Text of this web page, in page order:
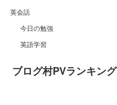
英会話
今日の勉強
英語学習
ブログ村PVランキング